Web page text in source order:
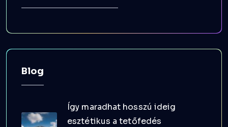
Blog
Így maradhat hosszú ideig
esztétikus a tetőfedés